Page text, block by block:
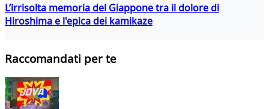
L’irrisolta memoria del Giappone tra il dolore di
Hiroshima e l'epica dei kamikaze
Raccomandati per te